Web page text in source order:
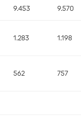
9.453 9.570
1.283 1.198
562 757